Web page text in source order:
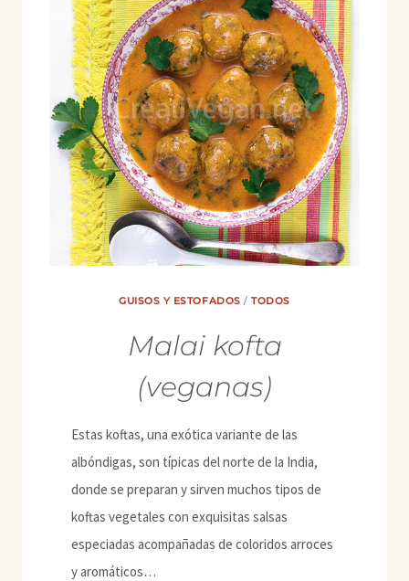
GUISOS Y ESTOFADOS /TODOS
Malai kofta
(veganas)
Estas koftas, una exótica variante de las
albóndigas, son típicas del norte de la India,
donde se preparan y sirven muchos tipos de
koftas vegetales con exquisitas salsas
especiadas acompañadas de coloridos arroces
y aromáticos…